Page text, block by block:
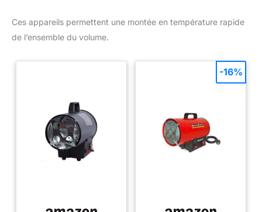
Ces appareils permettent une montée en température rapide
de l’ensemble du volume.
-16%